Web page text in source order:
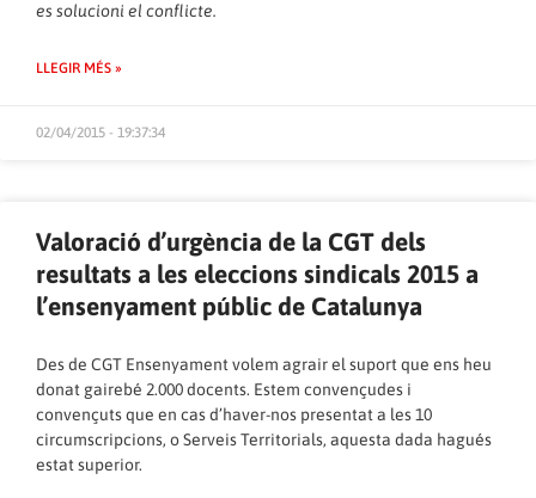
es solucioni el conflicte.
LLEGIR MÉS »
02/04/2015 - 19:37:34
Valoració d’urgència de la CGT dels
resultats a les eleccions sindicals 2015 a
l’ensenyament públic de Catalunya
Des de CGT Ensenyament volem agrair el suport que ens heu
donat gairebé 2.000 docents. Estem convençudes i
convençuts que en cas d’haver-nos presentat a les 10
circumscripcions, o Serveis Territorials, aquesta dada hagués
estat superior.